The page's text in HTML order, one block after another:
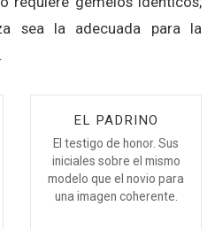
sea la adecuada para la
EL PADRINO
El testigo de honor. Sus
iniciales sobre el mismo
modelo que el novio para
una imagen coherente.